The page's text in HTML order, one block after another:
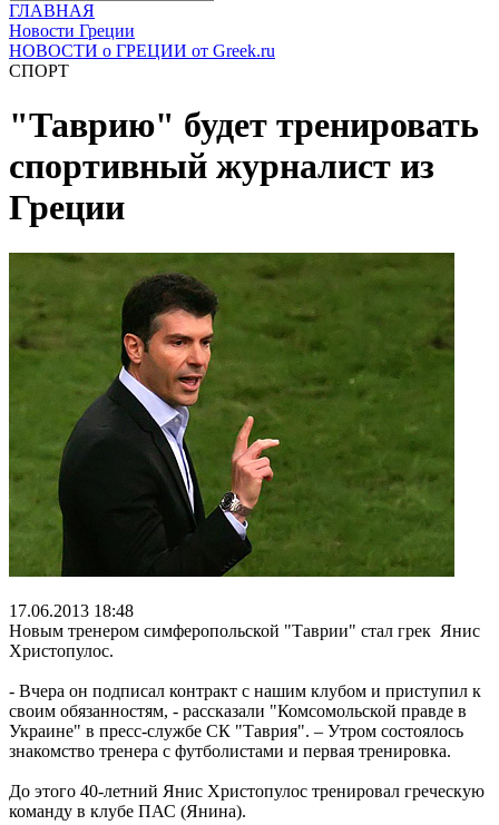
ГЛАВНАЯ
Новости Греции
НОВОСТИ о ГРЕЦИИ от Greek.ru
СПОРТ
"Таврию" будет тренировать
спортивный журналист из
Греции
17.06.2013 18:48
Новым тренером симферопольской "Таврии" стал грек Янис
Христопулос.
- Вчера он подписал контракт с нашим клубом и приступил к
своим обязанностям, - рассказали "Комсомольской правде в
Украине" в пресс-службе СК "Таврия". – Утром состоялось
знакомство тренера с футболистами и первая тренировка.
До этого 40-летний Янис Христопулос тренировал греческую
команду в клубе ПАС (Янина).